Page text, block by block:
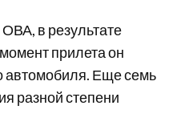
в результате
прилета он
автомобиля. Еще семь
разной степени